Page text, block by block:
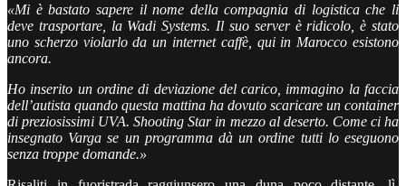
«Mi è bastato sapere il nome della compagnia di logistica che li
deve trasportare, la Wadi Systems. Il suo server è ridicolo, è stato
uno scherzo violarlo da un internet caffè, qui in Marocco esistono
ancora.
Ho inserito un ordine di deviazione del carico, immagino la faccia
dell’autista quando questa mattina ha dovuto scaricare un container
di preziosissimi UVA. Shooting Star in mezzo al deserto. Come ci ha
insegnato Varga se un programma dà un ordine tutti lo eseguono
senza troppe domande.»